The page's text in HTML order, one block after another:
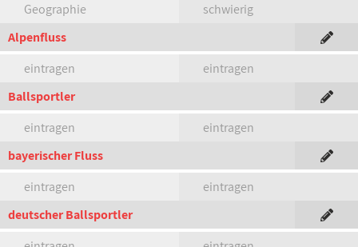
Geographie
schwierig
Alpenfluss
eintragen
eintragen
Ballsportler
eintragen
eintragen
bayerischer Fluss
eintragen
eintragen
deutscher Ballsportler